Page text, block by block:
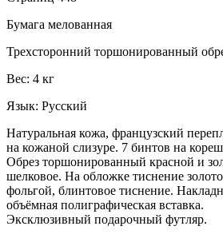
Бумага мелованная
Трехсторонний торшонированный
Вес: 4 кг
Язык: Русский
Натуральная кожа, французский
на кожаной слизуре. 7 бинтов на
Обрез торшонированный красной и
шелковое. На обложке тиснение
фольгой, блинтовое тиснение.
объёмная полиграфическая вставка.
Эксклюзивный подарочный футляр.